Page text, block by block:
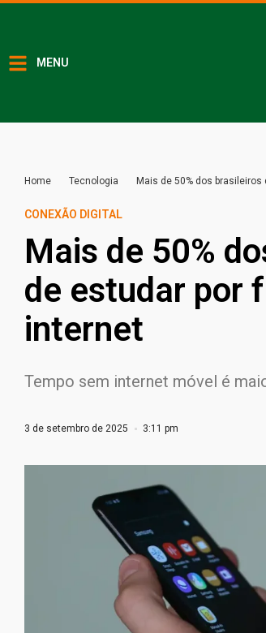
MENU
Home Tecnologia Mais de 50% dos
CONEXÃO DIGITAL
Mais de 50%
de estudar por
internet
Tempo sem internet móvel é
3 de setembro de 2025 3:11 pm